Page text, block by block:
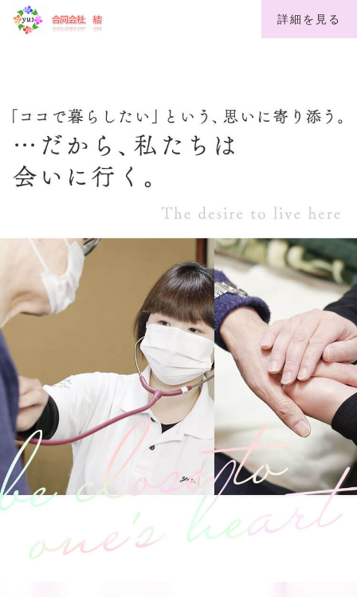
詳細を見る